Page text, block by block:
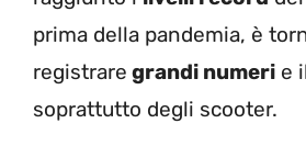
prima della pandemia, è
registrare grandi numeri e
soprattutto degli scooter.